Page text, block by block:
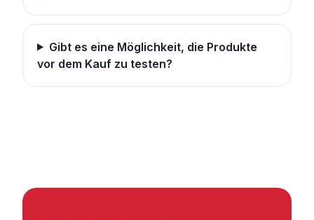
Gibt es eine Möglichkeit, die Produkte
vor dem Kauf zu testen?